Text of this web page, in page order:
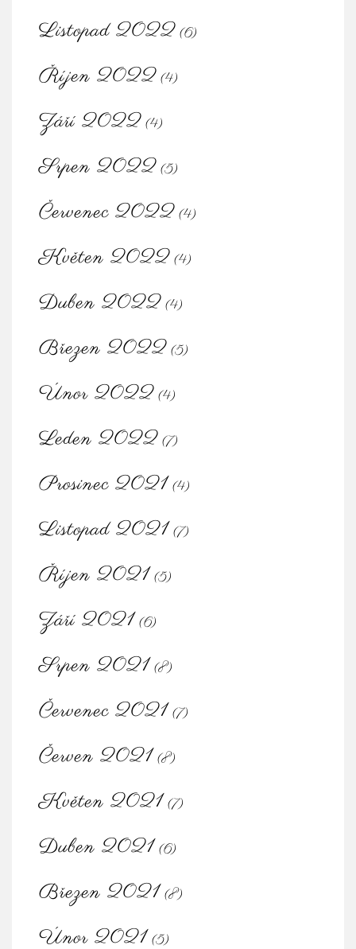
Listopad 2022 (6)
Říjen 2022 (4)
Září 2022 (4)
Srpen 2022 (5)
Červenec 2022 (4)
Květen 2022 (4)
Duben 2022 (4)
Březen 2022 (5)
Únor 2022 (4)
Leden 2022 (7)
Prosinec 2021 (4)
Listopad 2021 (7)
Říjen 2021 (5)
Září 2021 (6)
Srpen 2021 (8)
Červenec 2021 (7)
Červen 2021 (8)
Květen 2021 (7)
Duben 2021 (6)
Březen 2021 (8)
Únor 2021 (5)